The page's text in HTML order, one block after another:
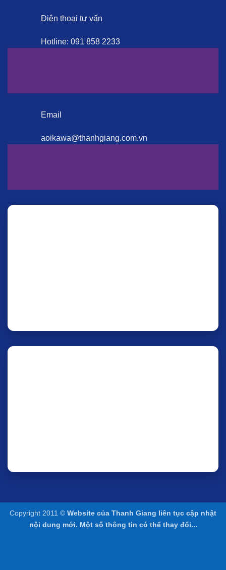
Điện thoại tư vấn
Hotline: 091 858 2233
Email
aoikawa@thanhgiang.com.vn
Copyright 2011 © Website của Thanh Giang liên tục cập nhật
nội dung mới. Một số thông tin có thể thay đổi...